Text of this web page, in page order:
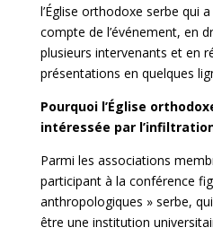
l’Église orthodoxe serbe qui
compte de l’événement, en
plusieurs intervenants et en
présentations en quelques
Pourquoi l’Église
intéressée par l’infiltration
Parmi les associations
participant à la conférence
anthropologiques » serbe,
être une institution